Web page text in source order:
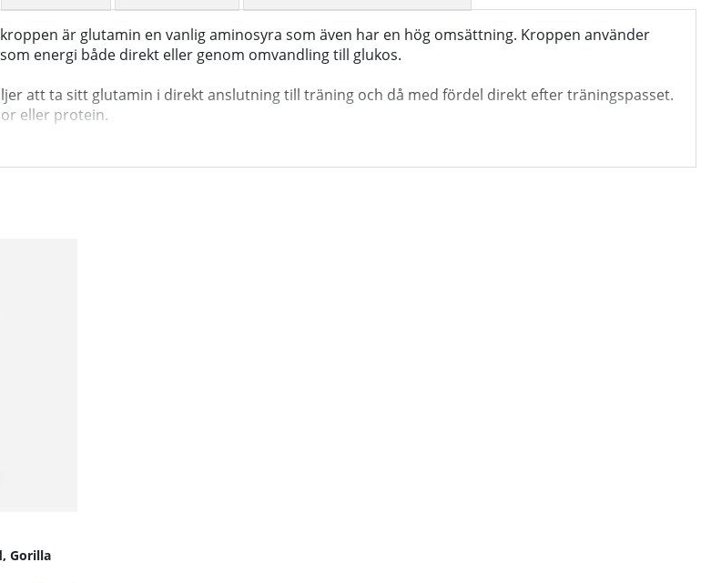
är glutamin en vanlig aminosyra som även har en hög omsättning. Kroppen använder
energi både direkt eller genom omvandling till glukos.
att ta sitt glutamin i direkt anslutning till träning och då med fördel direkt efter träningspasset.
eller protein.
Gorilla